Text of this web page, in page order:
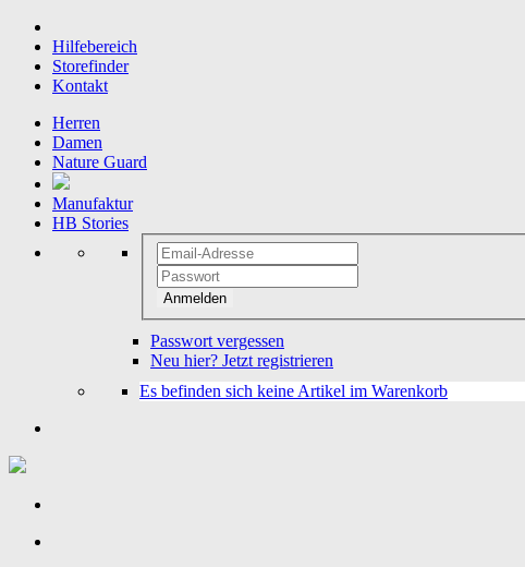
Hilfebereich
Storefinder
Kontakt
Herren
Damen
Nature Guard
Manufaktur
HB Stories
Anmelden
Passwort vergessen
Neu hier? Jetzt registrieren
Es befinden sich keine Artikel im Warenkorb